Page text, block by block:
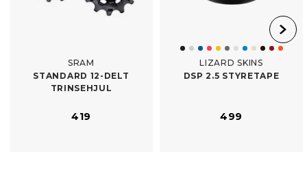
SRAM
STANDARD 12-​DELT
TRINSEHJUL
419
LIZARD SKINS
DSP 2.5 STYRETAPE
499